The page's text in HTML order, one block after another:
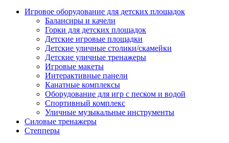
Игровое оборудование для детских площадок
Балансиры и качели
Горки для детских площадок
Детские игровые площадки
Детские уличные столики/скамейки
Детские уличные тренажеры
Игровые макеты
Интерактивные панели
Канатные комплексы
Оборудование для игр с песком и водой
Спортивный комплекс
Уличные музыкальные инструменты
Силовые тренажеры
Степперы